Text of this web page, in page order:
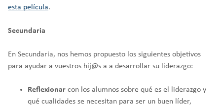
esta película.
Secundaria
En Secundaria, nos hemos propuesto los siguientes objetivos
para ayudar a vuestros hij@s a a desarrollar su liderazgo:
Reflexionar con los alumnos sobre qué es el liderazgo y
qué cualidades se necesitan para ser un buen líder,